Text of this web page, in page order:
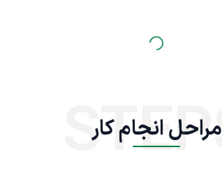
مراحل انجام کار
STEPS